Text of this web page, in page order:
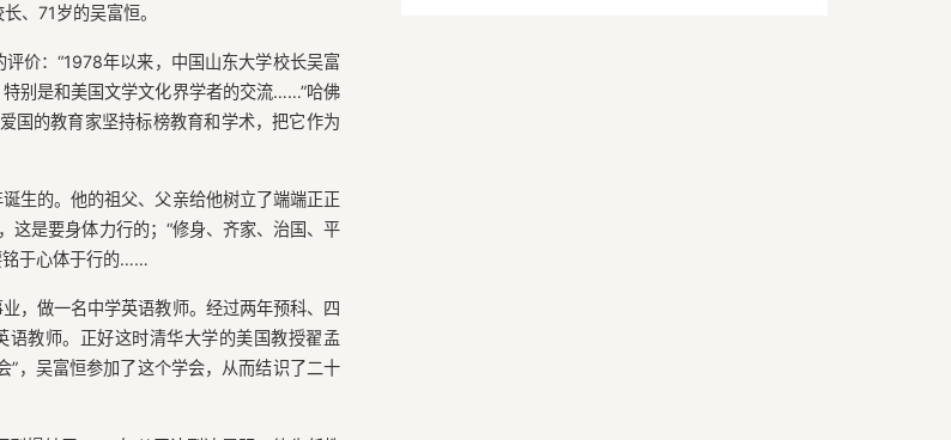
、71岁的吴富恒。
价：“1978年以来，中国山东大学校长吴富
别是和美国文学文化界学者的交流……”哈佛
国的教育家坚持标榜教育和学术，把它作为
生的。他的祖父、父亲给他树立了端端正正
这是要身体力行的；“修身、齐家、治国、平
铭于心体于行的……
，做一名中学英语教师。经过两年预科、四
教师。正好这时清华大学的美国教授翟孟
”，吴富恒参加了这个学会，从而结识了二十